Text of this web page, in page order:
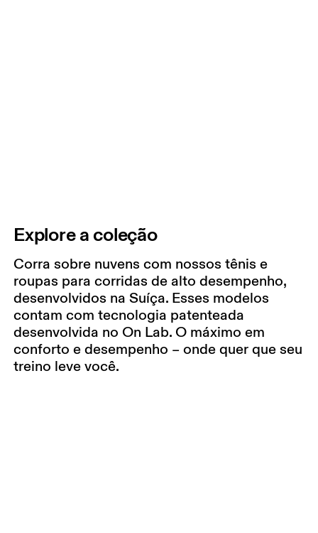
Explore a coleção
Corra sobre nuvens com nossos tênis e
roupas para corridas de alto desempenho,
desenvolvidos na Suíça. Esses modelos
contam com tecnologia patenteada
desenvolvida no On Lab. O máximo em
conforto e desempenho – onde quer que seu
treino leve você.